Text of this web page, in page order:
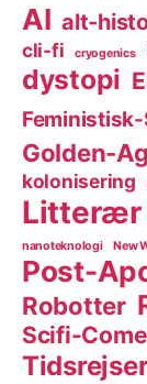
AI alt-
cli-fi cryogenics
dystopi
Feministisk-
Golden-
kolonisering
Litterær
nanoteknologi New
Post-
Robotter
Scifi-